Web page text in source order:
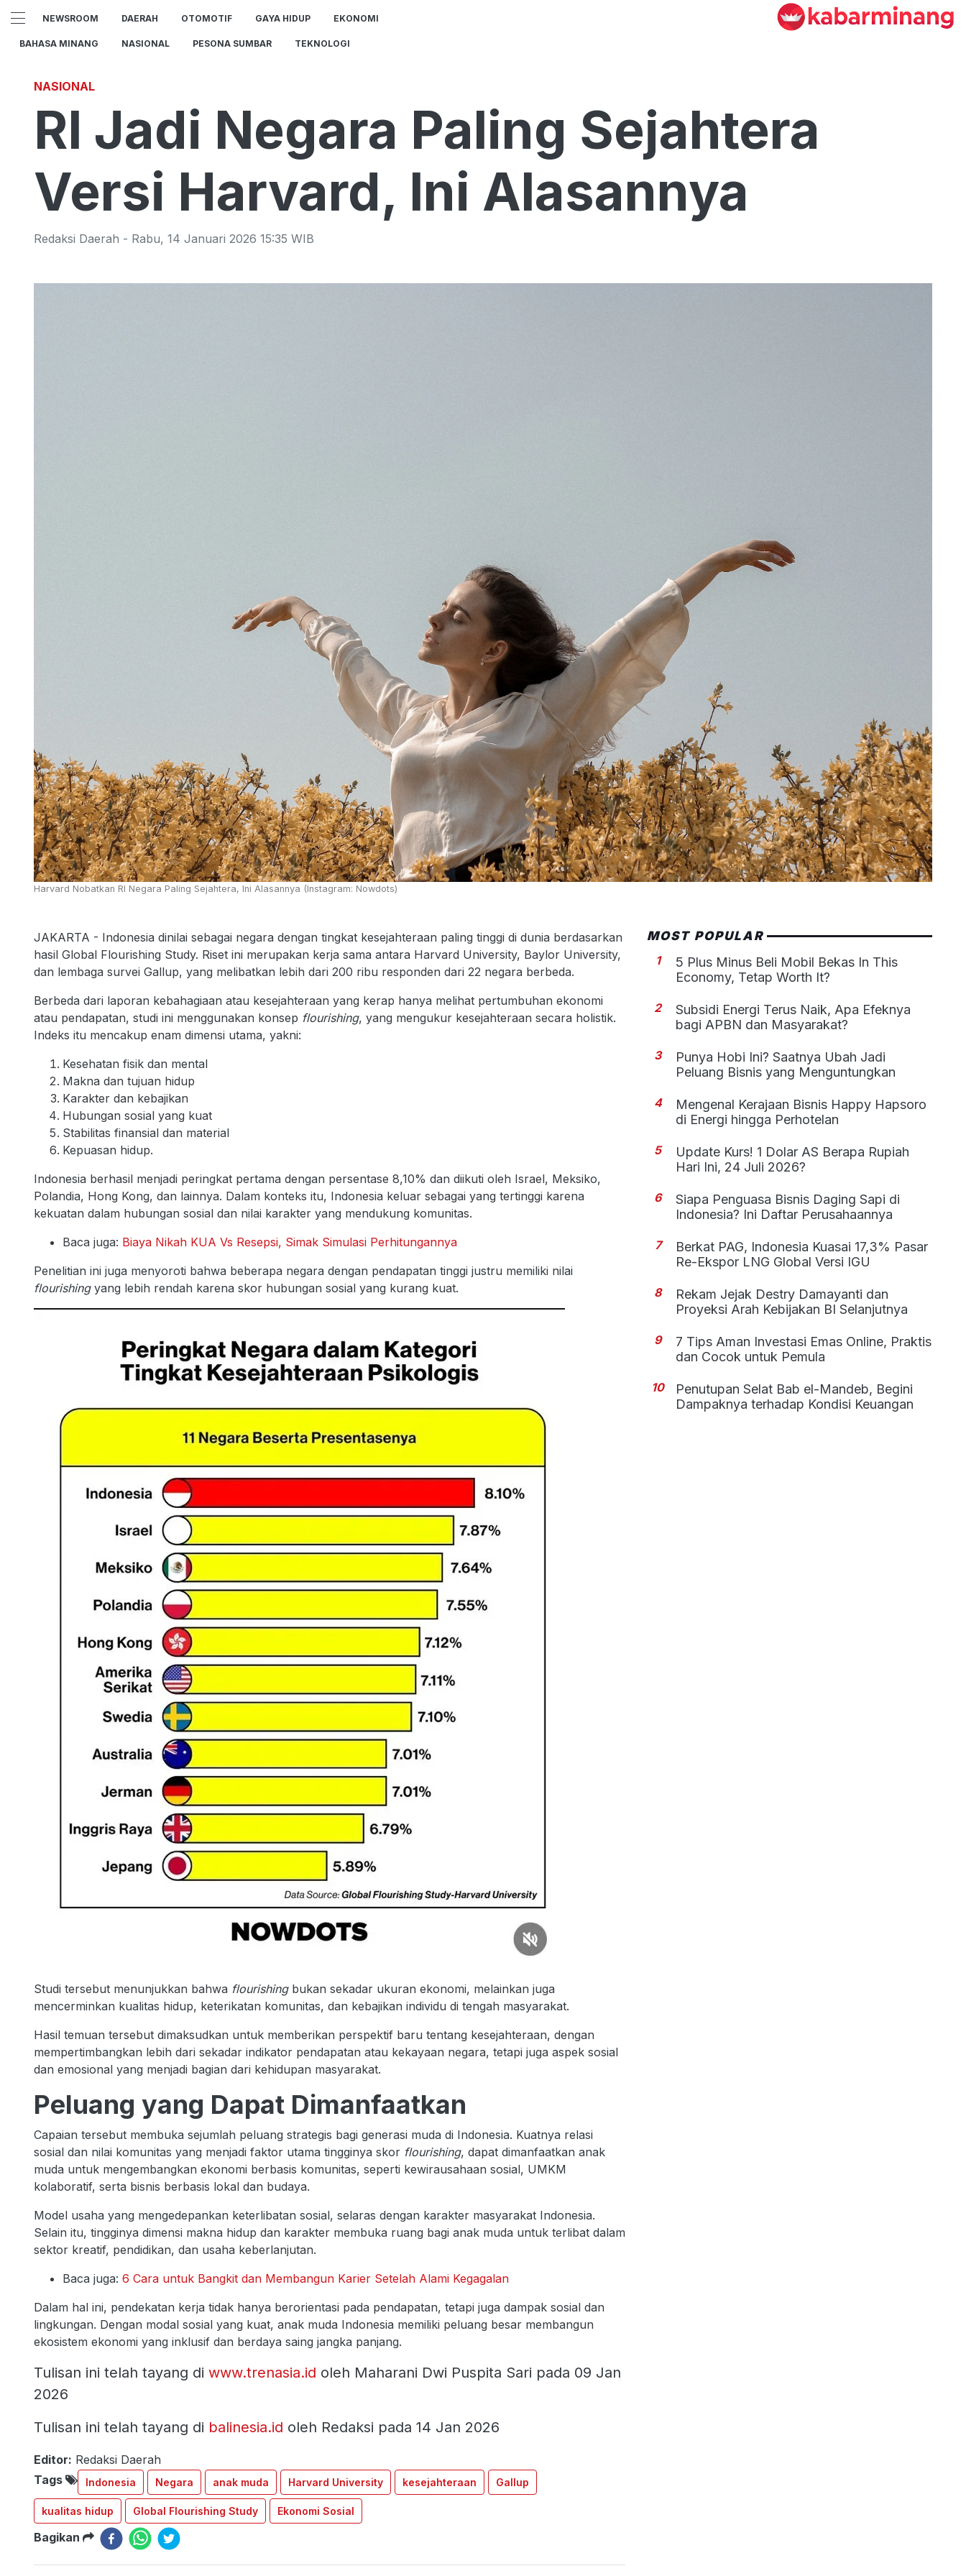
NEWSROOM DAERAH OTOMOTIF GAYA HIDUP EKONOMI
BAHASA MINANG NASIONAL PESONA SUMBAR TEKNOLOGI
NASIONAL
RI Jadi Negara Paling Sejahtera
Versi Harvard, Ini Alasannya
Redaksi Daerah - Rabu, 14 Januari 2026 15:35 WIB
Harvard Nobatkan RI Negara Paling Sejahtera, Ini Alasannya (Instagram: Nowdots)
JAKARTA - Indonesia dinilai sebagai negara dengan tingkat kesejahteraan paling tinggi di dunia berdasarkan
hasil Global Flourishing Study. Riset ini merupakan kerja sama antara Harvard University, Baylor University,
dan lembaga survei Gallup, yang melibatkan lebih dari 200 ribu responden dari 22 negara berbeda.
Berbeda dari laporan kebahagiaan atau kesejahteraan yang kerap hanya melihat pertumbuhan ekonomi
atau pendapatan, studi ini menggunakan konsep flourishing, yang mengukur kesejahteraan secara holistik.
Indeks itu mencakup enam dimensi utama, yakni:
Kesehatan fisik dan mental
Makna dan tujuan hidup
Karakter dan kebajikan
Hubungan sosial yang kuat
Stabilitas finansial dan material
Kepuasan hidup.
Indonesia berhasil menjadi peringkat pertama dengan persentase 8,10% dan diikuti oleh Israel, Meksiko,
Polandia, Hong Kong, dan lainnya. Dalam konteks itu, Indonesia keluar sebagai yang tertinggi karena
kekuatan dalam hubungan sosial dan nilai karakter yang mendukung komunitas.
Baca juga: Biaya Nikah KUA Vs Resepsi, Simak Simulasi Perhitungannya
Penelitian ini juga menyoroti bahwa beberapa negara dengan pendapatan tinggi justru memiliki nilai
flourishingyang lebih rendah karena skor hubungan sosial yang kurang kuat.
Studi tersebut menunjukkan bahwa flourishingbukan sekadar ukuran ekonomi, melainkan juga
mencerminkan kualitas hidup, keterikatan komunitas, dan kebajikan individu di tengah masyarakat.
Hasil temuan tersebut dimaksudkan untuk memberikan perspektif baru tentang kesejahteraan, dengan
mempertimbangkan lebih dari sekadar indikator pendapatan atau kekayaan negara, tetapi juga aspek sosial
dan emosional yang menjadi bagian dari kehidupan masyarakat.
Peluang yang Dapat Dimanfaatkan
Capaian tersebut membuka sejumlah peluang strategis bagi generasi muda di Indonesia. Kuatnya relasi
sosial dan nilai komunitas yang menjadi faktor utama tingginya skor flourishing, dapat dimanfaatkan anak
muda untuk mengembangkan ekonomi berbasis komunitas, seperti kewirausahaan sosial, UMKM
kolaboratif, serta bisnis berbasis lokal dan budaya.
Model usaha yang mengedepankan keterlibatan sosial, selaras dengan karakter masyarakat Indonesia.
Selain itu, tingginya dimensi makna hidup dan karakter membuka ruang bagi anak muda untuk terlibat dalam
sektor kreatif, pendidikan, dan usaha keberlanjutan.
Baca juga: 6 Cara untuk Bangkit dan Membangun Karier Setelah Alami Kegagalan
Dalam hal ini, pendekatan kerja tidak hanya berorientasi pada pendapatan, tetapi juga dampak sosial dan
lingkungan. Dengan modal sosial yang kuat, anak muda Indonesia memiliki peluang besar membangun
ekosistem ekonomi yang inklusif dan berdaya saing jangka panjang.
Tulisan ini telah tayang di www.trenasia.id oleh Maharani Dwi Puspita Sari pada 09 Jan
2026
Tulisan ini telah tayang di balinesia.id oleh Redaksi pada 14 Jan 2026
Editor: Redaksi Daerah
Tags
Indonesia Negara anak muda Harvard University kesejahteraan Gallup
kualitas hidup Global Flourishing Study Ekonomi Sosial
Bagikan
MOST POPULAR
1
5 Plus Minus Beli Mobil Bekas In This
Economy, Tetap Worth It?
2
Subsidi Energi Terus Naik, Apa Efeknya
bagi APBN dan Masyarakat?
3
Punya Hobi Ini? Saatnya Ubah Jadi
Peluang Bisnis yang Menguntungkan
4
Mengenal Kerajaan Bisnis Happy Hapsoro
di Energi hingga Perhotelan
5
Update Kurs! 1 Dolar AS Berapa Rupiah
Hari Ini, 24 Juli 2026?
6
Siapa Penguasa Bisnis Daging Sapi di
Indonesia? Ini Daftar Perusahaannya
7
Berkat PAG, Indonesia Kuasai 17,3% Pasar
Re-Ekspor LNG Global Versi IGU
8
Rekam Jejak Destry Damayanti dan
Proyeksi Arah Kebijakan BI Selanjutnya
9
7 Tips Aman Investasi Emas Online, Praktis
dan Cocok untuk Pemula
10
Penutupan Selat Bab el-Mandeb, Begini
Dampaknya terhadap Kondisi Keuangan